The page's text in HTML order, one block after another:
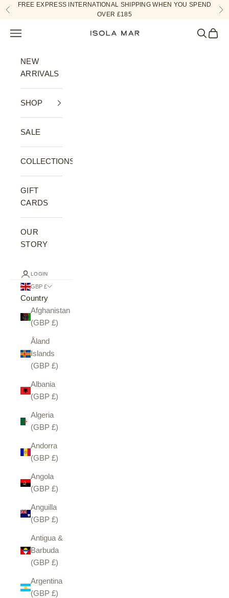
Skip to content
Previous
FREE EXPRESS INTERNATIONAL SHIPPING WHEN YOU SPEND
OVER £185
ISOLA MAR
Navigation menu Search
Cart
NEW
ARRIVALS
SHOP
SALE
COLLECTIONS
GIFT
CARDS
OUR
STORY
LOGIN
GBP £
Country
Afghanistan
(GBP £)
Åland
Islands
(GBP £)
Albania
(GBP £)
Algeria
(GBP £)
Andorra
(GBP £)
Angola
(GBP £)
Anguilla
(GBP £)
Antigua &
Barbuda
(GBP £)
Argentina
(GBP £)